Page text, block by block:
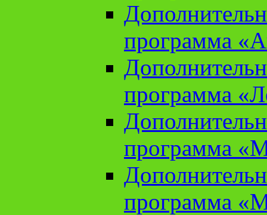
программа
программа
программа
программа